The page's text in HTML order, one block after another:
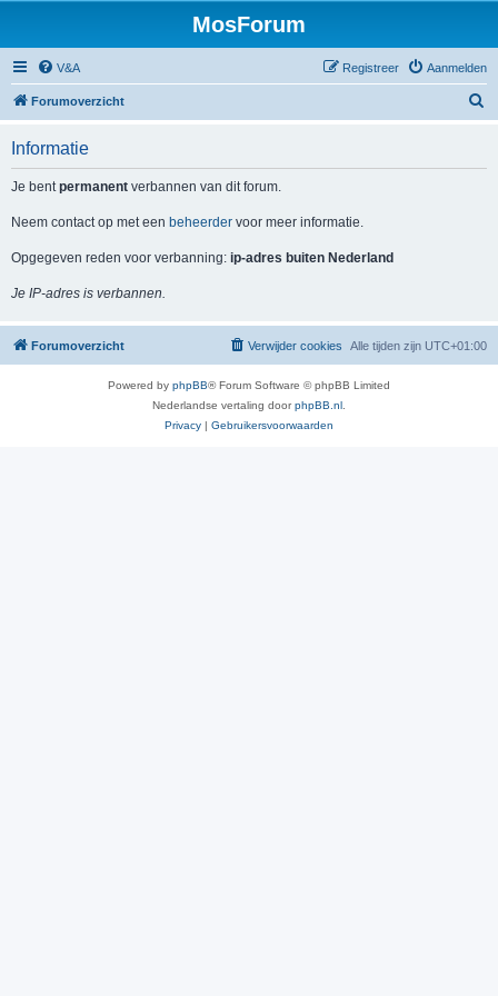
MosForum
V&A Aanmelden
Registreer
Forumoverzicht
Informatie
Je bentpermanent verbannen van dit forum.
Neem contact op met een beheerder voor meer informatie.
Opgegeven reden voor verbanning: ip-adres buiten Nederland
Je IP-adres is verbannen.
Forumoverzicht Alle tijden zijn UTC+01:00
Verwijder cookies
Powered by phpBB® Forum Software © phpBB Limited
Nederlandse vertaling doorphpBB.nl
Privacy | Gebruikersvoorwaarden